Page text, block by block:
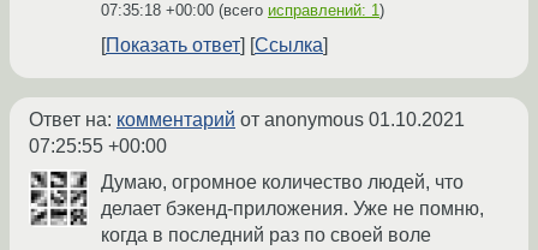
07:35:18 +00:00 (всего исправлений: 1)
Показать ответ Ссылка
Ответ на: комментарий от anonymous 01.10.2021
07:25:55 +00:00
Думаю, огромное количество людей, что
делает бэкенд-приложения. Уже не помню,
когда в последний раз по своей воле